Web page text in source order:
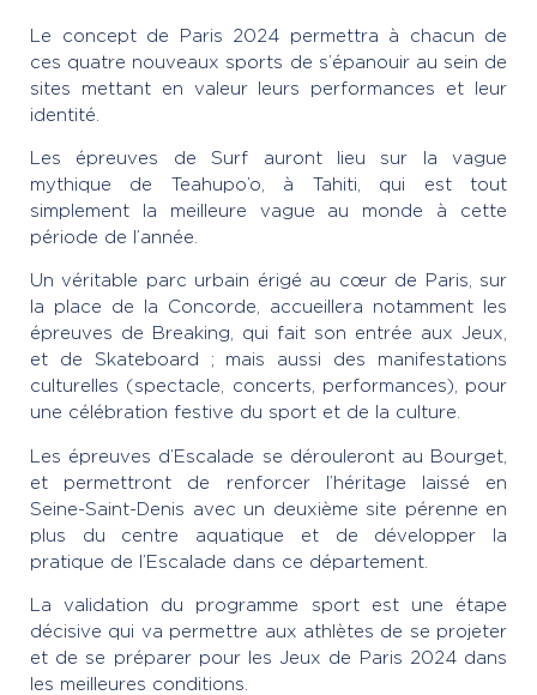
Le concept de Paris 2024 permettra à chacun de
ces quatre nouveaux sports de s’épanouir au sein de
sites mettant en valeur leurs performances et leur
identité.
Les épreuves de Surf auront lieu sur la vague
mythique de Teahupo’o, à Tahiti, qui est tout
simplement la meilleure vague au monde à cette
période de l’année.
Un véritable parc urbain érigé au cœur de Paris, sur
la place de la Concorde, accueillera notamment les
épreuves de Breaking, qui fait son entrée aux Jeux,
et de Skateboard ; mais aussi des manifestations
culturelles (spectacle, concerts, performances), pour
une célébration festive du sport et de la culture.
Les épreuves d’Escalade se dérouleront au Bourget,
et permettront de renforcer l’héritage laissé en
Seine-Saint-Denis avec un deuxième site pérenne en
plus du centre aquatique et de développer la
pratique de l’Escalade dans ce département.
La validation du programme sport est une étape
décisive qui va permettre aux athlètes de se projeter
et de se préparer pour les Jeux de Paris 2024 dans
les meilleures conditions.